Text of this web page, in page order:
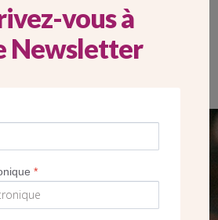
vous à
Newsletter
*